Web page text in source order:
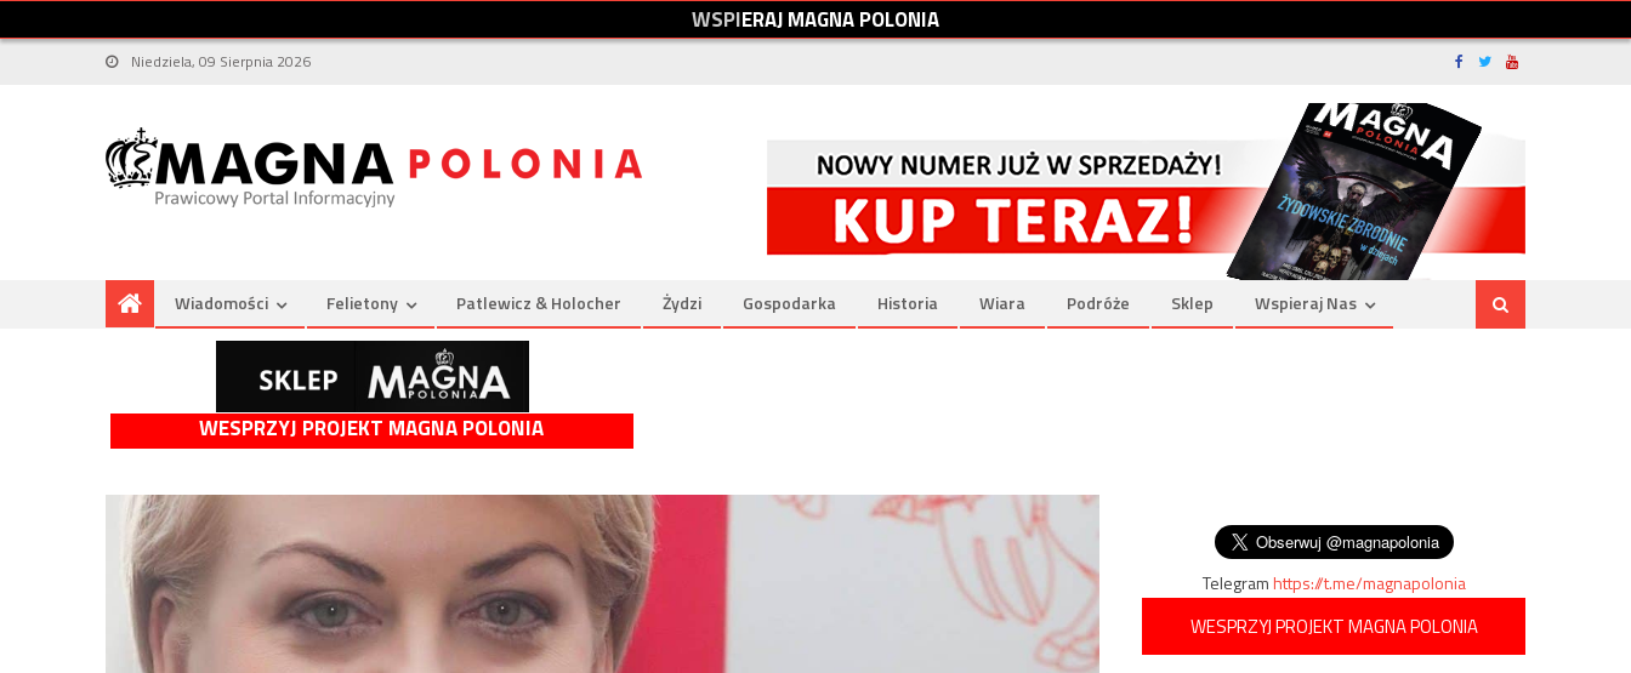
WSPIERAJMAGNAPOLONIA
Niedziela, 09 Sierpnia 2026
Wiadomości Felietony Patlewicz & Holocher Żydzi Gospodarka Historia Wiara Podróże Sklep Wspieraj Nas
WESPRZYJ PROJEKT MAGNA POLONIA
Telegramhttps://t.me/magnapolonia
WESPRZYJ PROJEKT MAGNA POLONIA